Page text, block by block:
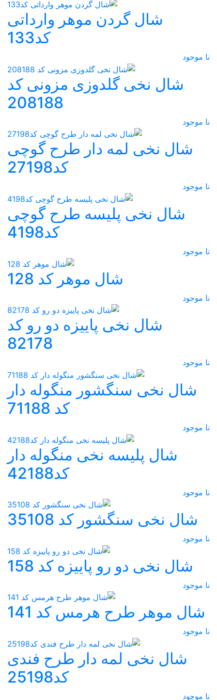
شال گردن موهر وارداتی
کد133
نا موجود
شال نخی گلدوزی مزونی کد
208188
نا موجود
شال نخی لمه دار طرح گوچی
کد27198
نا موجود
شال نخی پلیسه طرح گوچی
کد4198
نا موجود
شال موهر کد 128
نا موجود
شال نخی پاییزه دو رو کد
82178
نا موجود
شال نخی سنگشور منگوله دار
کد 71188
نا موجود
شال پلیسه نخی منگوله دار
کد42188
نا موجود
شال نخی سنگشور کد 35108
نا موجود
شال نخی دو رو پاییزه کد 158
نا موجود
شال موهر طرح هرمس کد 141
نا موجود
شال نخی لمه دار طرح فندی
کد25198
نا موجود